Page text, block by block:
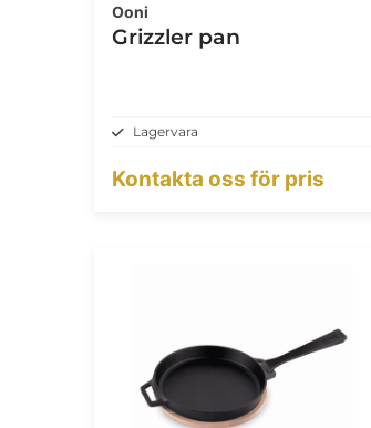
Ooni
Grizzler pan
Lagervara
Kontakta oss för pris